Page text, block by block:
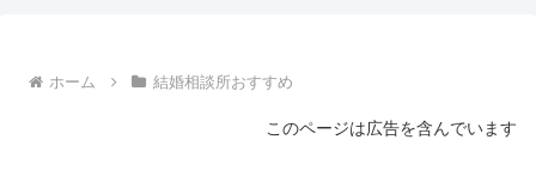
ホーム 結婚相談所おすすめ
このページは広告を含んでいます